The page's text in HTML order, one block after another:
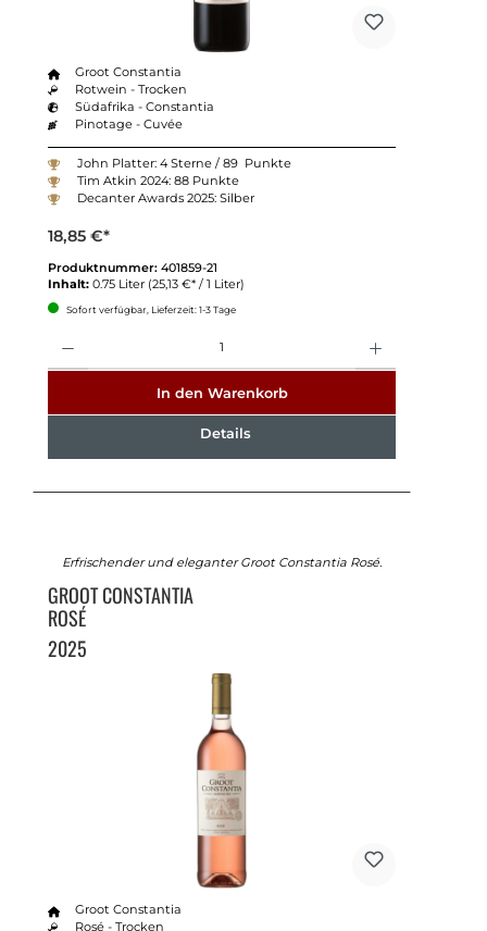
Groot Constantia
Rotwein - Trocken
Südafrika - Constantia
Pinotage - Cuvée
John Platter: 4 Sterne / 89 Punkte
Tim Atkin 2024: 88 Punkte
Decanter Awards 2025: Silber
18,85 €*
Produktnummer: 401859-21
Inhalt: 0.75 Liter (25,13 €* / 1 Liter)
Sofort verfügbar, Lieferzeit: 1-3 Tage
In den Warenkorb
Details
Erfrischender und eleganter Groot Constantia Rosé.
GROOT CONSTANTIA
ROSÉ
2025
Groot Constantia
Rosé - Trocken